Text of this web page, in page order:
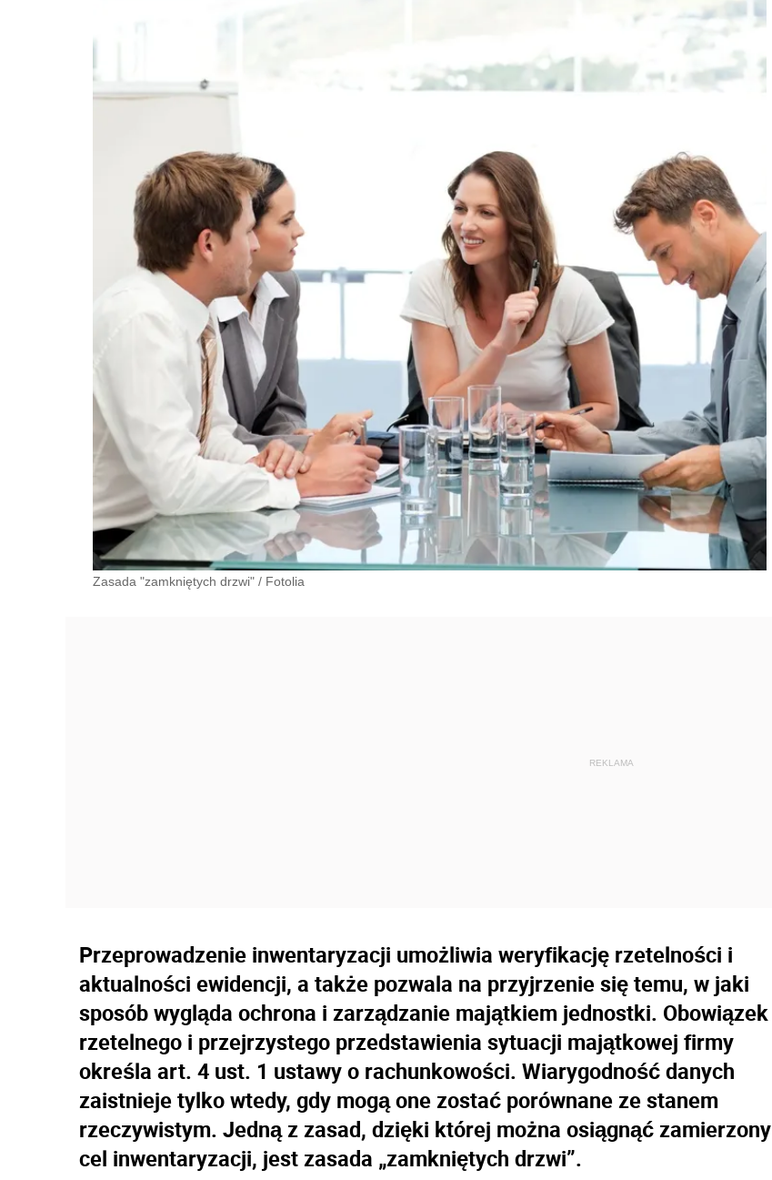
Zasada "zamkniętych drzwi" / Fotolia
Przeprowadzenie inwentaryzacji umożliwia weryfikację rzetelności i
aktualności ewidencji, a także pozwala na przyjrzenie się temu, w jaki
sposób wygląda ochrona i zarządzanie majątkiem jednostki. Obowiązek
rzetelnego i przejrzystego przedstawienia sytuacji majątkowej firmy
określa art. 4 ust. 1 ustawy o rachunkowości. Wiarygodność danych
zaistnieje tylko wtedy, gdy mogą one zostać porównane ze stanem
rzeczywistym. Jedną z zasad, dzięki której można osiągnąć zamierzony
cel inwentaryzacji, jest zasada „zamkniętych drzwi”.